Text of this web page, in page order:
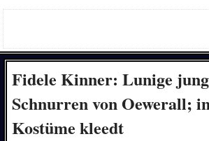
Fidele Kinner: Lunige
Schnurren von Oewerall;
Kostüme kleedt